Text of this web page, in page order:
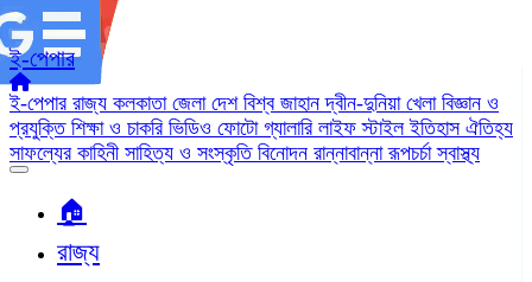
ই-পেপার
ই-পেপার রাজ্য কলকাতা জেলা দেশ বিশ্ব জাহানদ্বীন-দুনিয়া খেলা বিজ্ঞান ও
প্রযুক্তি শিক্ষা ও চাকরি ভিডিও ফোটো গ্যালারি লাইফ স্টাইলইতিহাস ঐতিহ্য
সাফল্যের কাহিনী সাহিত্য ও সংস্কৃতি বিনোদন রান্নাবান্নারূপচর্চাস্বাস্থ্য
🏠︎
রাজ্য